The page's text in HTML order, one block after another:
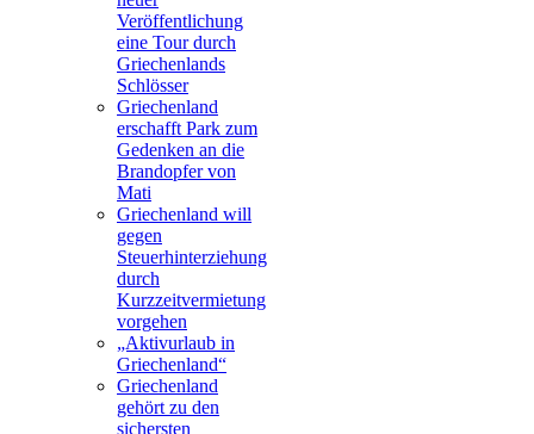
Veröffentlichung
eine Tour durch
Griechenlands
Schlösser
Griechenland
erschafft Park zum
Gedenken an die
Brandopfer von
Mati
Griechenland will
gegen
Steuerhinterziehung
durch
Kurzzeitvermietung
vorgehen
„Aktivurlaub in
Griechenland“
Griechenland
gehört zu den
sichersten